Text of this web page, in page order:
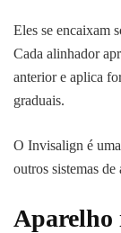
Eles se encaixam
Cada alinhador
anterior e aplica
graduais.
O Invisalign é
outros sistemas de